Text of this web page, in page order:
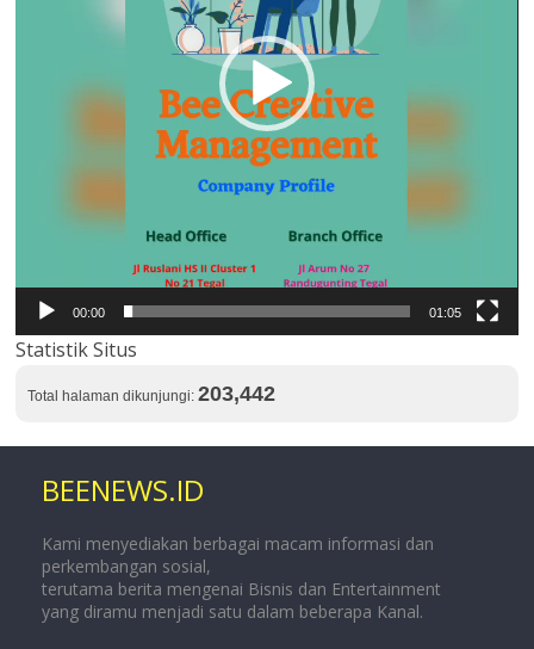
00:00 01:05
Statistik Situs
Total halaman dikunjungi:203,442
BEENEWS.ID
Kami menyediakan berbagai macam informasi dan
perkembangan sosial,
terutama berita mengenai Bisnis dan Entertainment
yang diramu menjadi satu dalam beberapa Kanal.